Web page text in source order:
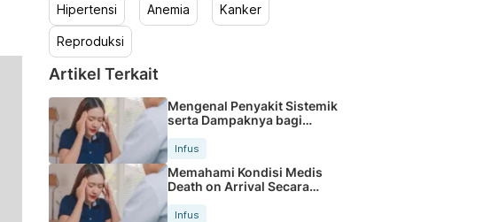
Hipertensi Anemia Kanker
Reproduksi
Artikel Terkait
Mengenal Penyakit Sistemik
serta Dampaknya bagi
Tubuh
Infus
Memahami Kondisi Medis
Death on Arrival Secara
Tepat
Infus